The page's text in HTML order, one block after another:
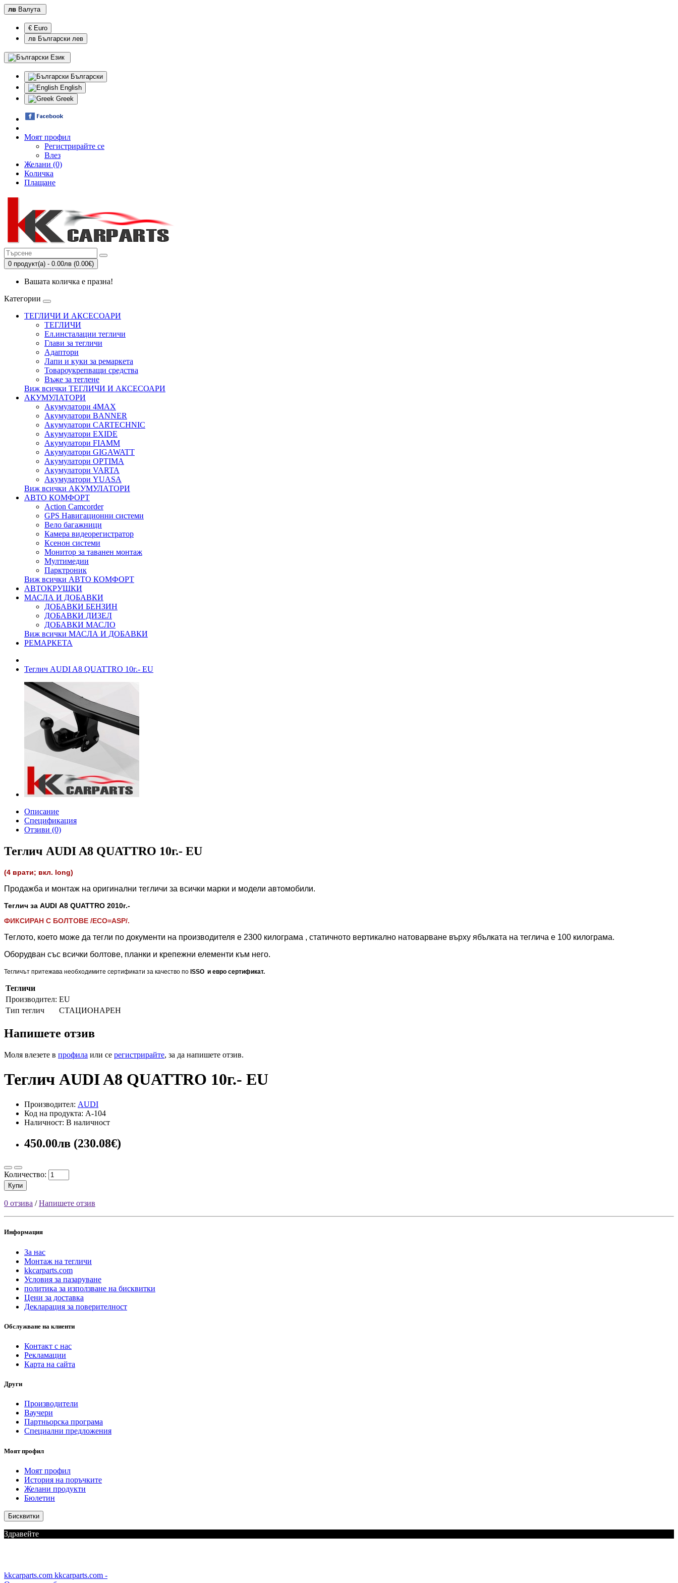
лв Валута
€ Euro
лв Български лев
Език
Български
English
Greek
Моят профил
Регистрирайте се
Влез
Желани (0)
Количка
Плащане
0 продукт(а) - 0.00лв (0.00€)
Вашата количка е празна!
Категории
ТЕГЛИЧИ И АКСЕСОАРИ
ТЕГЛИЧИ
Eл.инсталации тегличи
Глави за тегличи
Адаптори
Лапи и куки за ремаркета
Товароукрепващи средства
Въже за теглене
Виж всички ТЕГЛИЧИ И АКСЕСОАРИ
АКУМУЛАТОРИ
Акумулатори 4MAX
Акумулатори BANNER
Акумулатори CARTECHNIC
Акумулатори EXIDE
Акумулатори FIAMM
Акумулатори GIGAWATT
Акумулатори OPTIMA
Акумулатори VARTA
Акумулатори YUASA
Виж всички АКУМУЛАТОРИ
АВТО КОМФОРТ
Action Camcorder
GPS Навигационни системи
Вело багажници
Камера видеорегистратор
Ксенон системи
Монитор за таванен монтаж
Мултимедии
Парктроник
Виж всички АВТО КОМФОРТ
АВТОКРУШКИ
МАСЛА И ДОБАВКИ
ДОБАВКИ БЕНЗИН
ДОБАВКИ ДИЗЕЛ
ДОБАВКИ МАСЛО
Виж всички МАСЛА И ДОБАВКИ
РЕМАРКЕТА
Теглич AUDI A8 QUATTRO 10г.- EU
Описание
Спецификация
Отзиви (0)
Теглич AUDI A8 QUATTRO 10г.- EU
(4 врати; вкл. long)
Продажба и монтаж на оригинални тегличи за всички марки и модели автомобили.
Теглич за AUDI A8 QUATTRO 2010г.-
ФИКСИРАН С БОЛТОВЕ /ECO=ASP/.
Теглото, което може да тегли по документи на производителя е 2300 килограма , статичното вертикално натоварване върху ябълката на теглича е 100 килограма.
Оборудван със всички болтове, планки и крепежни елементи към него.
Тегличът притежава необходимите сертификати за качество по ISSO и евро сертификат.
Тегличи
Производител: EU
Тип теглич
СТАЦИОНАРЕН
Напишете отзив
Моля влезете в профила или се регистрирайте, за да напишете отзив.
Теглич AUDI A8 QUATTRO 10г.- EU
Производител: AUDI
Код на продукта: A-104
Наличност: В наличност
450.00лв (230.08€)
Количество:
Купи
0 отзива /Напишете отзив
Информация
За нас
Монтаж на тегличи
kkcarparts.com
Условия за пазаруване
политика за използване на бисквитки
Цени за доставка
Декларация за поверителност
Обслужване на клиенти
Контакт с нас
Рекламации
Карта на сайта
Други
Производители
Ваучери
Партньорска програма
Специални предложения
Моят профил
Моят профил
История на поръчките
Желани продукти
Бюлетин
Бисквитки
Здравейте
kkcarparts.com kkcarparts.com -